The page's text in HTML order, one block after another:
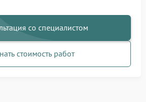
со специалистом
стоимость работ